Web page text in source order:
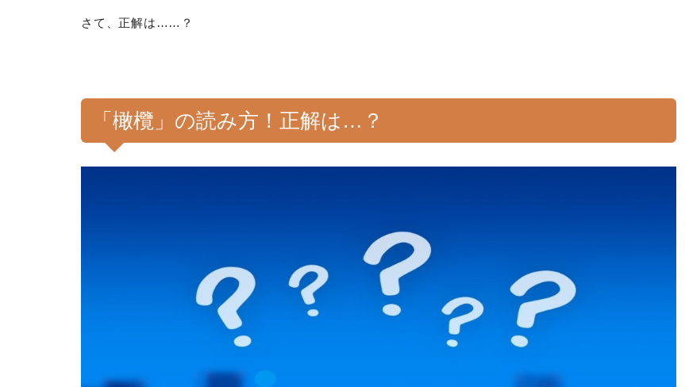
さて、正解は……？
「橄欖」の読み方！正解は…？